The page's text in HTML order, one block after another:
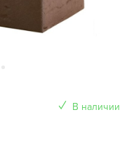
В наличии